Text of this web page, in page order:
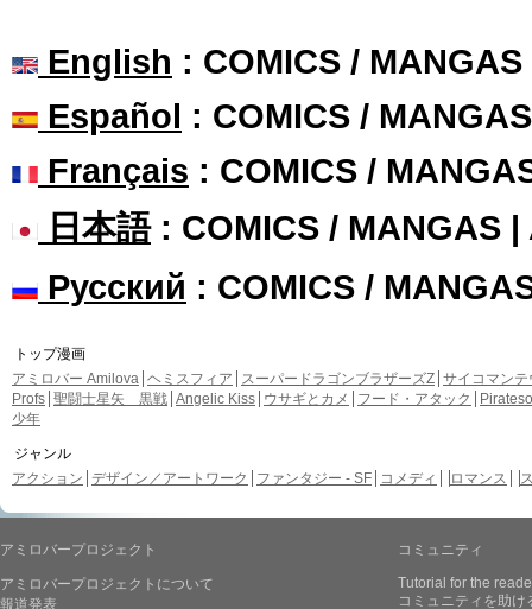
English : COMICS /
Español : COMICS /
Français : COMICS /
日本語: COMICS / MANGAS |
Русский : COMICS /
トップ漫画
アミロバー Amilova ヘミスフィア スーパードラゴンブラザーズZ サイコマンテ
Profs 聖闘士星矢 黒戦 Angelic Kiss ウサギとカメ フード・アタック
少年
ジャンル
アクション デザイン／アートワーク ファンタジー - SF コメディ ロマンス
アミロバープロジェクト
アミロバープロジェクトについて
報道発表
コミュニティ
Tutorial for the
コミュニティを助け